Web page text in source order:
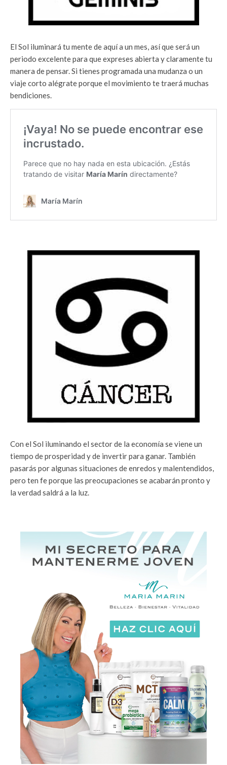
El Sol iluminará tu mente de aquí a un mes, así que será un
periodo excelente para que expreses abierta y claramente tu
manera de pensar. Si tienes programada una mudanza o un
viaje corto alégrate porque el movimiento te traerá muchas
bendiciones.
Con el Sol iluminando el sector de la economía se viene un
tiempo de prosperidad y de invertir para ganar. También
pasarás por algunas situaciones de enredos y malentendidos,
pero ten fe porque las preocupaciones se acabarán pronto y
la verdad saldrá a la luz.